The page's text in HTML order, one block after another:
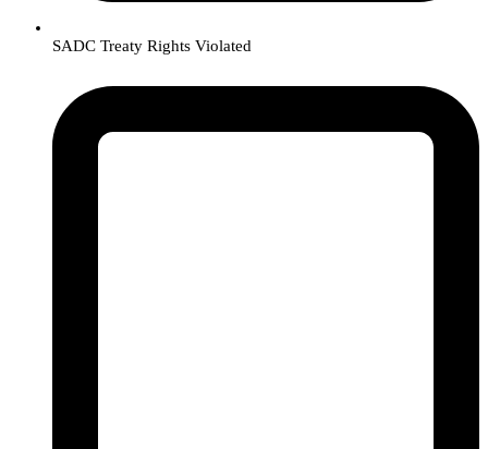
SADC Treaty Rights Violated